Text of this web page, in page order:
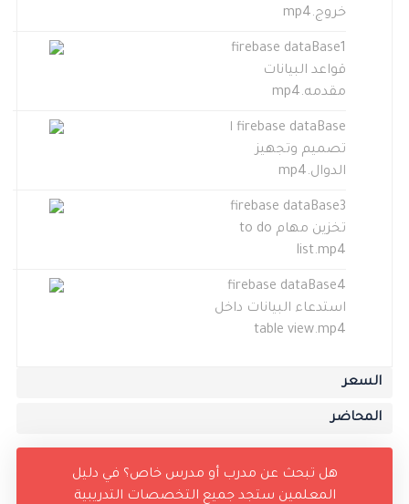
خروج.mp4
firebase dataBase1
قواعد البيانات
مقدمه.mp4
firebase dataBase ا
تصميم وتجهيز
الدوال.mp4
firebase dataBase3
تخزين مهام to do
list.mp4
firebase dataBase4
استدعاء البيانات داخل
table view.mp4
السعر
المحاضر
هل تبحث عن مدرب أو مدرس خاص؟ في دليل
المعلمين ستجد جميع التخصصات التدريبية